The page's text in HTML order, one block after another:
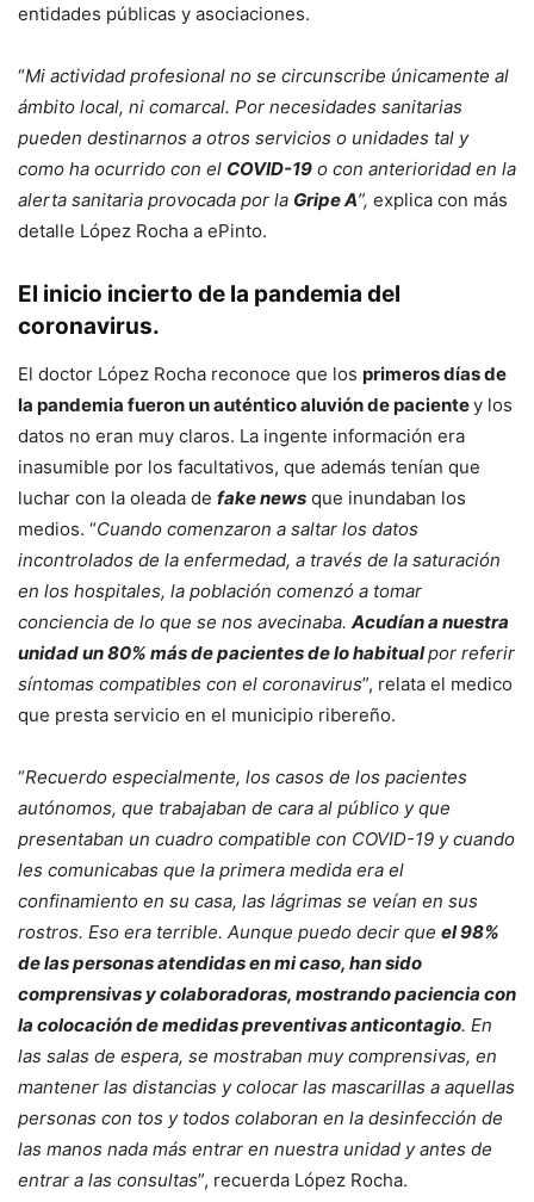
entidades públicas y asociaciones.
“Mi actividad profesional no se circunscribe únicamente al
ámbito local, ni comarcal. Por necesidades sanitarias
pueden destinarnos a otros servicios o unidades tal y
como ha ocurrido con el COVID-19 o con anterioridad en la
alerta sanitaria provocada por la Gripe A”, explica con más
detalle López Rocha a ePinto.
El inicio incierto de la pandemia del
coronavirus.
El doctor López Rocha reconoce que los primeros días de
la pandemia fueron un auténtico aluvión de pacientey los
datos no eran muy claros. La ingente información era
inasumible por los facultativos, que además tenían que
luchar con la oleada de fake news que inundaban los
medios. “Cuando comenzaron a saltar los datos
incontrolados de la enfermedad, a través de la saturación
en los hospitales, la población comenzó a tomar
conciencia de lo que se nos avecinaba. Acudían a nuestra
unidad un 80% más de pacientes de lo habitualpor referir
síntomas compatibles con el coronavirus”, relata el medico
que presta servicio en el municipio ribereño.
“Recuerdo especialmente, los casos de los pacientes
autónomos, que trabajaban de cara al público y que
presentaban un cuadro compatible con COVID-19 y cuando
les comunicabas que la primera medida era el
confinamiento en su casa, las lágrimas se veían en sus
rostros. Eso era terrible. Aunque puedo decir que el 98%
de las personas atendidas en mi caso, han sido
comprensivas y colaboradoras, mostrando paciencia con
la colocación de medidas preventivas anticontagio. En
las salas de espera, se mostraban muy comprensivas, en
mantener las distancias y colocar las mascarillas a aquellas
personas con tos y todos colaboran en la desinfección de
las manos nada más entrar en nuestra unidad y antes de
entrar a las consultas”, recuerda López Rocha.